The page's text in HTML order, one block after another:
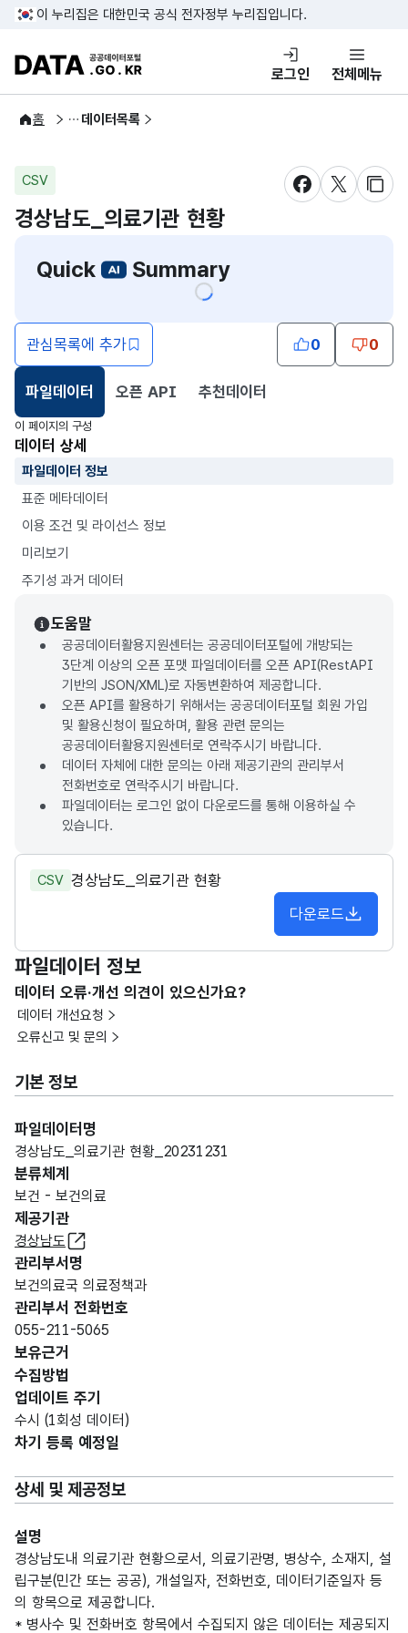
콘텐츠 바로가기
푸터 바로가기
이 누리집은 대한민국 공식 전자정부 누리집입니다.
DATA.GO.KR 공공데이터포털
로그인 전체메뉴
홈
공공데이터 데이터목록
CSV
새창 열림새창 열림
새창
경상남도_의료기관 현황
Quick
Summary
관심목록에 추가 0 0
파일데이터
선택됨
오픈 API 추천데이터
이 페이지의 구성
데이터 상세
파일데이터 정보
표준 메타데이터
이용 조건 및 라이선스 정보
미리보기
주기성 과거 데이터
도움말
공공데이터활용지원센터는 공공데이터포털에 개방되는
3단계 이상의 오픈 포맷 파일데이터를 오픈 API(RestAPI
기반의 JSON/XML)로 자동변환하여 제공합니다.
오픈 API를 활용하기 위해서는 공공데이터포털 회원 가입
및 활용신청이 필요하며, 활용 관련 문의는
공공데이터활용지원센터로 연락주시기 바랍니다.
데이터 자체에 대한 문의는 아래 제공기관의 관리부서
전화번호로 연락주시기 바랍니다.
파일데이터는 로그인 없이 다운로드를 통해 이용하실 수
있습니다.
CSV 경상남도_의료기관 현황
다운로드
파일데이터 정보
데이터 오류·개선 의견이 있으신가요?
데이터 개선요청
오류신고 및 문의
기본 정보
파일데이터명
경상남도_의료기관 현황_20231231
분류체계
보건 - 보건의료
제공기관
경상남도
관리부서명
보건의료국 의료정책과
관리부서 전화번호
055-211-5065
보유근거
수집방법
업데이트 주기
수시 (1회성 데이터)
차기 등록 예정일
상세 및 제공정보
설명
경상남도내 의료기관 현황으로서, 의료기관명, 병상수, 소재지, 설
립구분(민간 또는 공공), 개설일자, 전화번호, 데이터기준일자 등
의 항목으로 제공합니다.
* 병사수 및 전화버호 항목에서 수집되지 않은 데이터는 제공되지